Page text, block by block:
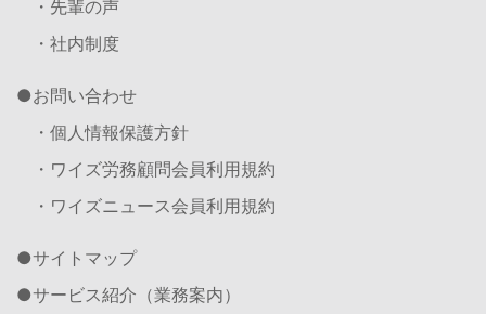
・先輩の声
・社内制度
お問い合わせ
・個人情報保護方針
・ワイズ労務顧問会員利用規約
・ワイズニュース会員利用規約
サイトマップ
サービス紹介（業務案内）